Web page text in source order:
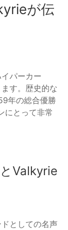
が伝
パーカー
す。歴史的な
年の総合優勝
にとって非常
Valkyrie
としての名声